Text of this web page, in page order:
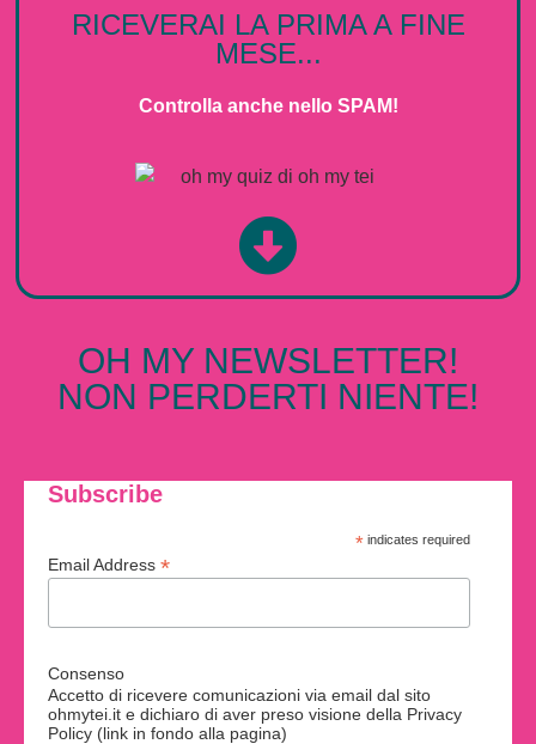
RICEVERAI LA PRIMA A FINE
MESE...
Controlla anche nello SPAM!
OH MY NEWSLETTER!
NON PERDERTI NIENTE!
Subscribe
* indicates required
Email Address *
Consenso
Accetto di ricevere comunicazioni via email dal sito
ohmytei.it e dichiaro di aver preso visione della Privacy
Policy (link in fondo alla pagina)